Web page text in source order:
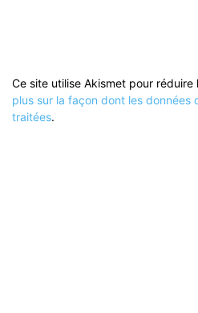
Ce site utilise Akismet pour réduire
plus sur la façon dont les données
traitées.